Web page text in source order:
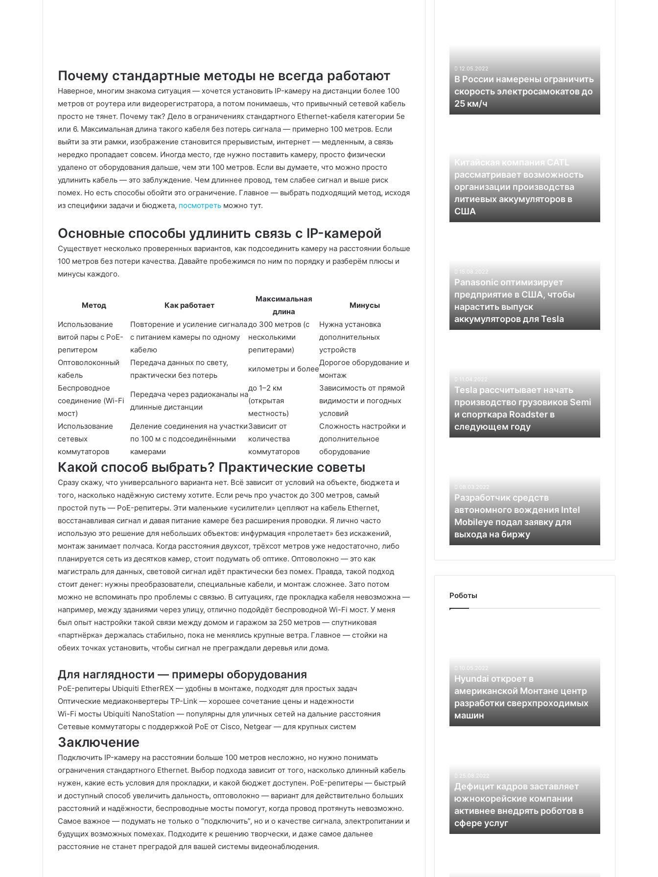
Почему стандартные методы не всегда работают
Наверное, многим знакома ситуация — хочется установить IP-камеру на дистанции более 100
метров от роутера или видеорегистратора, а потом понимаешь, что привычный сетевой кабель
просто не тянет. Почему так? Дело в ограничениях стандартного Ethernet-кабеля категории 5e
или 6. Максимальная длина такого кабеля без потерь сигнала — примерно 100 метров. Если
выйти за эти рамки, изображение становится прерывистым, интернет — медленным, а связь
нередко пропадает совсем. Иногда место, где нужно поставить камеру, просто физически
удалено от оборудования дальше, чем эти 100 метров. Если вы думаете, что можно просто
удлинить кабель — это заблуждение. Чем длиннее провод, тем слабее сигнал и выше риск
помех. Но есть способы обойти это ограничение. Главное — выбрать подходящий метод, исходя
из специфики задачи и бюджета, посмотреть можно тут.
Основные способы удлинить связь с IP-камерой
Существует несколько проверенных вариантов, как подсоединить камеру на расстоянии больше
100 метров без потери качества. Давайте пробежимся по ним по порядку и разберём плюсы и
минусы каждого.
Метод Как работает
Максимальная
длина
Минусы
Использование
витой пары с PoE-
репитером
Повторение и усиление сигнала
с питанием камеры по одному
кабелю
до 300 метров (с
несколькими
репитерами)
Нужна установка
дополнительных
устройств
Оптоволоконный
кабель
Передача данных по свету,
практически без потерь
километры и более
Дорогое оборудование и
монтаж
Беспроводное
соединение (Wi-Fi
мост)
Передача через радиоканалы на
длинные дистанции
до 1–2 км
(открытая
местность)
Зависимость от прямой
видимости и погодных
условий
Использование
сетевых
коммутаторов
Деление соединения на участки
по 100 м с подсоединёнными
камерами
Зависит от
количества
коммутаторов
Сложность настройки и
дополнительное
оборудование
Какой способ выбрать? Практические советы
Сразу скажу, что универсального варианта нет. Всё зависит от условий на объекте, бюджета и
того, насколько надёжную систему хотите. Если речь про участок до 300 метров, самый
простой путь — PoE-репитеры. Эти маленькие «усилители» цепляют на кабель Ethernet,
восстанавливая сигнал и давая питание камере без расширения проводки. Я лично часто
использую это решение для небольших объектов: инфурмация «пролетает» без искажений,
монтаж занимает полчаса. Когда расстояния двухсот, трёхсот метров уже недостаточно, либо
планируется сеть из десятков камер, стоит подумать об оптике. Оптоволокно — это как
магистраль для данных, световой сигнал идёт практически без помех. Правда, такой подход
стоит денег: нужны преобразователи, специальные кабели, и монтаж сложнее. Зато потом
можно не вспоминать про проблемы с связью. В ситуациях, где прокладка кабеля невозможна —
например, между зданиями через улицу, отлично подойдёт беспроводной Wi-Fi мост. У меня
был опыт настройки такой связи между домом и гаражом за 250 метров — спутниковая
«партнёрка» держалась стабильно, пока не менялись крупные ветра. Главное — стойки на
обеих точках установить, чтобы сигнал не преграждали деревья или дома.
Для наглядности — примеры оборудования
PoE-репитеры Ubiquiti EtherREX — удобны в монтаже, подходят для простых задач
Оптические медиаконвертеры TP-Link — хорошее сочетание цены и надежности
Wi-Fi мосты Ubiquiti NanoStation — популярны для уличных сетей на дальние расстояния
Сетевые коммутаторы с поддержкой PoE от Cisco, Netgear — для крупных систем
Заключение
Подключить IP-камеру на расстоянии больше 100 метров несложно, но нужно понимать
ограничения стандартного Ethernet. Выбор подхода зависит от того, насколько длинный кабель
нужен, какие есть условия для прокладки, и какой бюджет доступен. PoE-репитеры — быстрый
и доступный способ увеличить дальность, оптоволокно — вариант для действительно больших
расстояний и надёжности, беспроводные мосты помогут, когда провод протянуть невозможно.
Самое важное — подумать не только о “подключить”, но и о качестве сигнала, электропитании и
будущих возможных помехах. Подходите к решению творчески, и даже самое дальнее
расстояние не станет преградой для вашей системы видеонаблюдения.
до
25
км/
12.05.2022
В России намерены ограничить
скорость электросамокатов до
25 км/ч
возможность
производства
литиевых
аккумуляторов
США
Китайская компания CATL
рассматривает возможность
организации производства
литиевых аккумуляторов в
США
чтобы
выпуск
аккумуляторов
для
Tesla
15.08.2022
Panasonic оптимизирует
предприятие в США, чтобы
нарастить выпуск
аккумуляторов для Tesla
Semi
спорткара
Roadster
следующем
11.04.2022
Tesla рассчитывает начать
производство грузовиков Semi
и спорткара Roadster в
следующем году
Mobileye
заявку
для
выхода
на
08.03.2022
Разработчик средств
автономного вождения Intel
Mobileye подал заявку для
выхода на биржу
Роботы
центр
разработки
сверхпроходимых
машин
10.05.2022
Hyundai откроет в
американской Монтане центр
разработки сверхпроходимых
машин
активнее
внедрять
роботов
сфере
услуг
25.08.2022
Дефицит кадров заставляет
южнокорейские компании
активнее внедрять роботов в
сфере услуг